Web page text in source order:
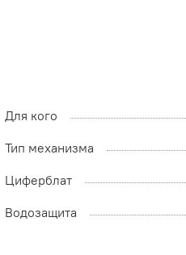
Для кого
Тип механизма
Циферблат
Водозащита